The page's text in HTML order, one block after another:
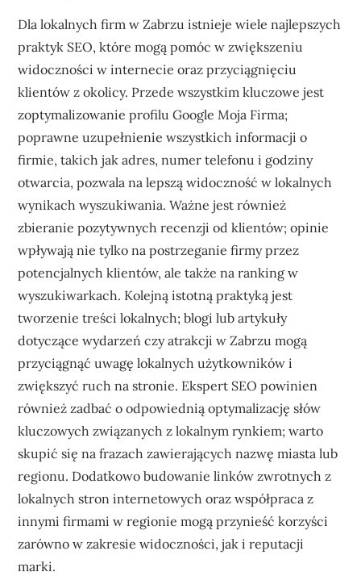
Dla lokalnych firm w Zabrzu istnieje wiele najlepszych
praktyk SEO, które mogą pomóc w zwiększeniu
widoczności w internecie oraz przyciągnięciu
klientów z okolicy. Przede wszystkim kluczowe jest
zoptymalizowanie profilu Google Moja Firma;
poprawne uzupełnienie wszystkich informacji o
firmie, takich jak adres, numer telefonu i godziny
otwarcia, pozwala na lepszą widoczność w lokalnych
wynikach wyszukiwania. Ważne jest również
zbieranie pozytywnych recenzji od klientów; opinie
wpływają nie tylko na postrzeganie firmy przez
potencjalnych klientów, ale także na ranking w
wyszukiwarkach. Kolejną istotną praktyką jest
tworzenie treści lokalnych; blogi lub artykuły
dotyczące wydarzeń czy atrakcji w Zabrzu mogą
przyciągnąć uwagę lokalnych użytkowników i
zwiększyć ruch na stronie. Ekspert SEO powinien
również zadbać o odpowiednią optymalizację słów
kluczowych związanych z lokalnym rynkiem; warto
skupić się na frazach zawierających nazwę miasta lub
regionu. Dodatkowo budowanie linków zwrotnych z
lokalnych stron internetowych oraz współpraca z
innymi firmami w regionie mogą przynieść korzyści
zarówno w zakresie widoczności, jak i reputacji
marki.